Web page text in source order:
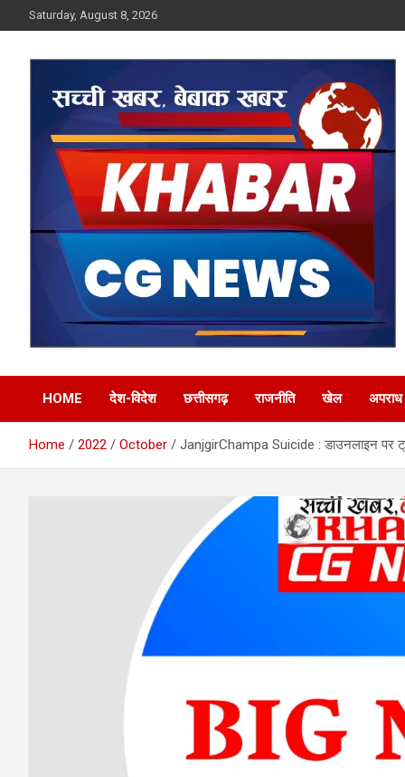
to
Saturday, August 8, 2026
Khabar CG News
HOME देश-विदेश छत्तीसगढ़ राजनीति खेल अपराध
Home 2022 October JanjgirChampa Suicide : डाउनलाइन